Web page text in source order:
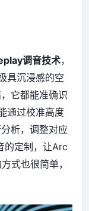
调音技术，
具沉浸感的空
它都能准确识
通过校准高度
析，调整对应
的定制，让Arc
式也很简单，